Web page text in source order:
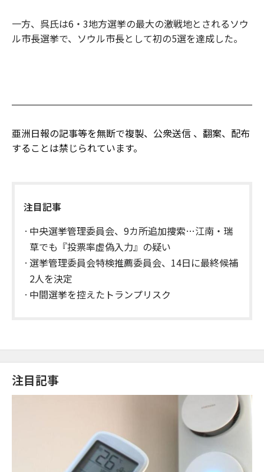
一方、呉氏は6・3地方選挙の最大の激戦地とされるソウ
ル市長選挙で、ソウル市長として初の5選を達成した。
亜洲日報の記事等を無断で複製、公衆送信 、翻案、配布
することは禁じられています。
注目記事
中央選挙管理委員会、9カ所追加捜索…江南・瑞
草でも『投票率虚偽入力』の疑い
選挙管理委員会特検推薦委員会、14日に最終候補
2人を決定
中間選挙を控えたトランプリスク
注目記事